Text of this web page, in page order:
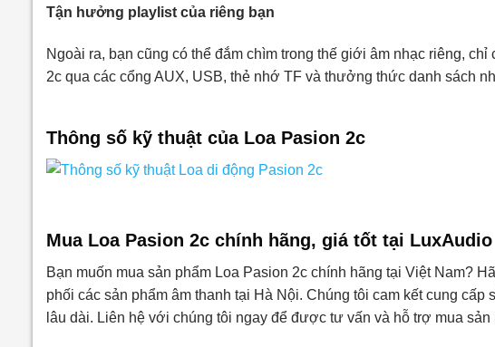
Tận hưởng playlist của riêng bạn
Ngoài ra, bạn cũng có thể đắm chìm trong thế giới âm nhạc riêng,
2c qua các cổng AUX, USB, thẻ nhớ TF và thưởng thức danh sách
Thông số kỹ thuật của Loa Pasion 2c
Mua Loa Pasion 2c chính hãng, giá tốt tại LuxAudio
Bạn muốn mua sản phẩm Loa Pasion 2c chính hãng tại Việt Nam?
phối các sản phẩm âm thanh tại Hà Nội. Chúng tôi cam kết cung
lâu dài. Liên hệ với chúng tôi ngay để được tư vấn và hỗ trợ mua